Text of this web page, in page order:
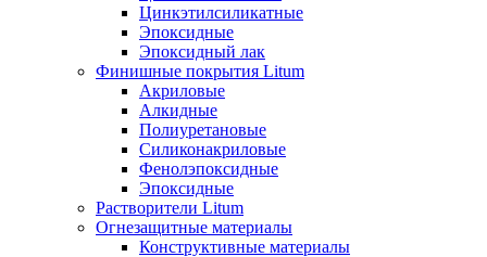
Цинкэтилсиликатные
Эпоксидные
Эпоксидный лак
Финишные покрытия Litum
Акриловые
Алкидные
Полиуретановые
Силиконакриловые
Фенолэпоксидные
Эпоксидные
Растворители Litum
Огнезащитные материалы
Конструктивные материалы